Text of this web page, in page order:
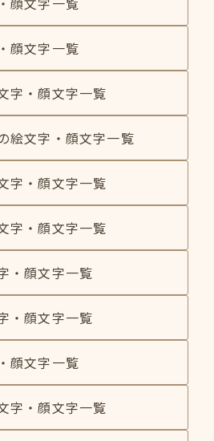
顔文字一覧
字・顔文字一覧
絵文字・顔文字一覧
字・顔文字一覧
字・顔文字一覧
・顔文字一覧
・顔文字一覧
顔文字一覧
字・顔文字一覧